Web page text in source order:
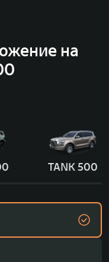
на
TANK 500